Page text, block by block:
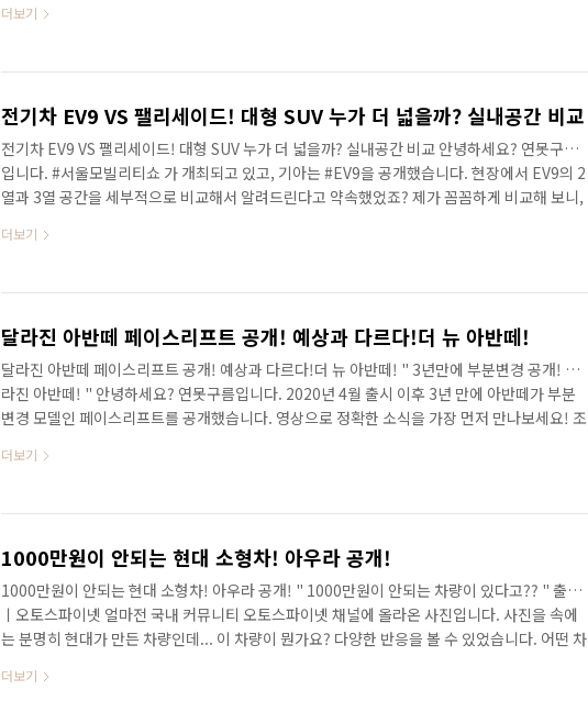
히 쌍둥이처럼 디자인만 다르고 대부분의 부품 공유하는 차량입니다. 심지어는 파워트레인까
까지가 이야기가 될 수 있을 것 같습니다. 영상으로 정확한 소식을 가장 먼저 만나보세요! 현대
더보기
전기차 EV9 VS 팰리세이드! 대형 SUV 누가 더 넓을까? 실내공간 비교
전기차 EV9 VS 팰리세이드! 대형 SUV 누가 더 넓을까? 실내공간 비교 안녕하세요? 연못구름
입니다. #서울모빌리티쇼 가 개최되고 있고, 기아는 #EV9을 공개했습니다. 현장에서 EV9의 2
열과 3열 공간을 세부적으로 비교해서 알려드린다고 약속했었죠? 제가 꼼꼼하게 비교해 보니,
다. 2열이 회전되는 #스위블시트 의 경우 어린 자녀가 있어서 베이비 시트를 장착해야 하는 경
열과 3열을 마주본 상태로 이동하겠다면 장점이 많이 상쇄할 수 있습니다. 영상으로 세부적인
더보기
달라진 아반떼 페이스리프트 공개! 예상과 다르다!더 뉴 아반떼!
달라진 아반떼 페이스리프트 공개! 예상과 다르다!더 뉴 아반떼! " 3년만에 부분변경 공개! 달
라진 아반떼! " 안녕하세요? 연못구름입니다. 2020년 4월 출시 이후 3년 만에 아반떼가 부분
변경 모델인 페이스리프트를 공개했습니다. 영상으로 정확한 소식을 가장 먼저 만나보세요! 조
베스트셀러인 아반떼 페이스리프트입니다. 부분 변경 모델인데, 기존보다 얼굴이 많이 달라졌
기 때문에 페이스리프트가 출시된다는 말이 들리면서 경쟁 차량보다는 기존 차량과 경쟁하는
더보기
1000만원이 안되는 현대 소형차! 아우라 공개!
1000만원이 안되는 현대 소형차! 아우라 공개! " 1000만원이 안되는 차량이 있다고?? " 출처
ㅣ오토스파이넷 얼마전 국내 커뮤니티 오토스파이넷 채널에 올라온 사진입니다. 사진을 속에
는 분명히 현대가 만든 차량인데... 이 차량이 뭔가요? 다양한 반응을 볼 수 있었습니다. 어떤 차
외 전략형 차량중에서 가장 작은 사이즈급의 차량이니, 국내로 본다면 경차인 캐스퍼 정도로 생
더보기